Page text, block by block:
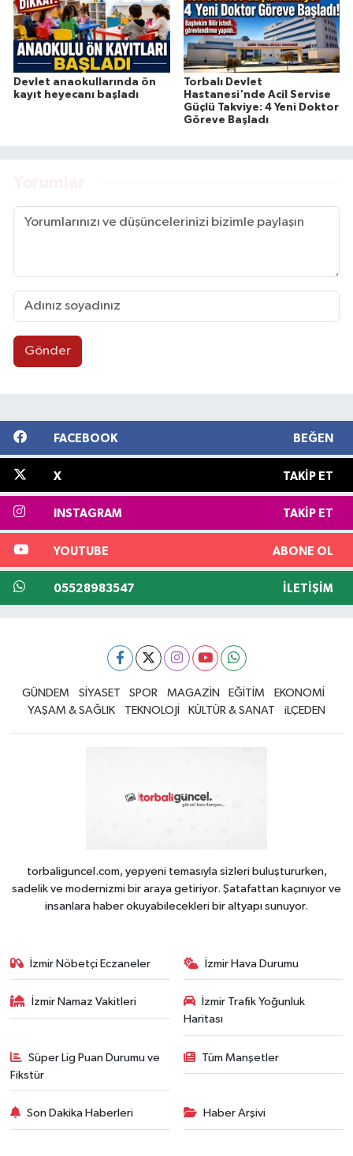
Devlet anaokullarında ön
kayıt heyecanı başladı
Torbalı Devlet
Hastanesi'nde Acil Servise
Güçlü Takviye: 4 Yeni Doktor
Göreve Başladı
Gönder
FACEBOOK BEĞEN
X TAKIP ET
INSTAGRAM TAKIP ET
YOUTUBE ABONE OL
05528983547 İLETIŞIM
GÜNDEM SİYASET SPOR MAGAZİN EĞİTİM
EKONOMİ
YAŞAM & SAĞLIK
TEKNOLOJİ KÜLTÜR & SANAT iLÇEDEN
torbaliguncel.com, yepyeni temasıyla sizleri buluştururken,
sadelik ve modernizmi bir araya getiriyor. Şatafattan kaçınıyor ve
insanlara haber okuyabilecekleri bir altyapı sunuyor.
İzmir Nöbetçi Eczaneler İzmir Hava Durumu
İzmir Namaz Vakitleri
İzmir Trafik Yoğunluk
Haritası
Süper Lig Puan Durumu ve
Fikstür
Tüm Manşetler
Son Dakika Haberleri Haber Arşivi